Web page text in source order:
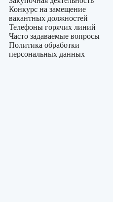
Конкурс на замещение
вакантных должностей
Телефоны горячих линий
Часто задаваемые вопросы
Политика обработки
персональных данных